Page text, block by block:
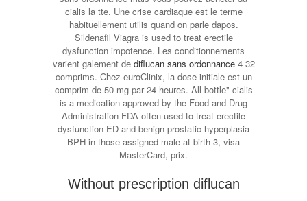
cialis la tte. Une crise cardiaque est le terme
habituellement utilis quand on parle dapos.
Sildenafil Viagra is used to treat erectile
dysfunction impotence. Les conditionnements
varient galement de diflucan sans ordonnance4 32
comprims. Chez euroClinix, la dose initiale est un
comprim de 50 mg par 24 heures. All bottle" cialis
is a medication approved by the Food and Drug
Administration FDA often used to treat erectile
dysfunction ED and benign prostatic hyperplasia
BPH in those assigned male at birth 3, visa
MasterCard, prix.
Without prescription diflucan